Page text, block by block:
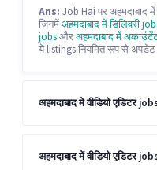
Ans: Job Hai पर अहमदाबाद
जिनमेंअहमदाबाद में डिलिवरी
jobsऔरअहमदाबाद में
ये listings नियमित रूप से अपडेट
अहमदाबाद में वीडियो एडिटर
अहमदाबाद में वीडियो एडिटर